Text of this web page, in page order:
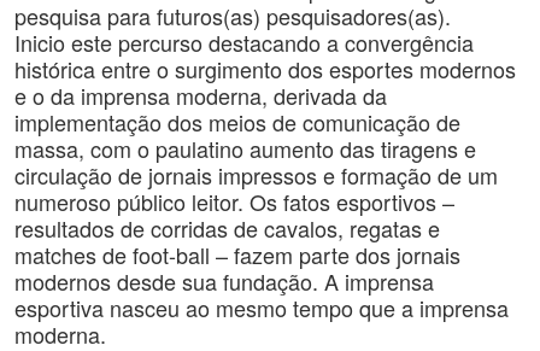
pesquisa para futuros(as) pesquisadores(as).
Inicio este percurso destacando a convergência
histórica entre o surgimento dos esportes modernos
e o da imprensa moderna, derivada da
implementação dos meios de comunicação de
massa, com o paulatino aumento das tiragens e
circulação de jornais impressos e formação de um
numeroso público leitor. Os fatos esportivos –
resultados de corridas de cavalos, regatas e
matches de foot-ball – fazem parte dos jornais
modernos desde sua fundação. A imprensa
esportiva nasceu ao mesmo tempo que a imprensa
moderna.